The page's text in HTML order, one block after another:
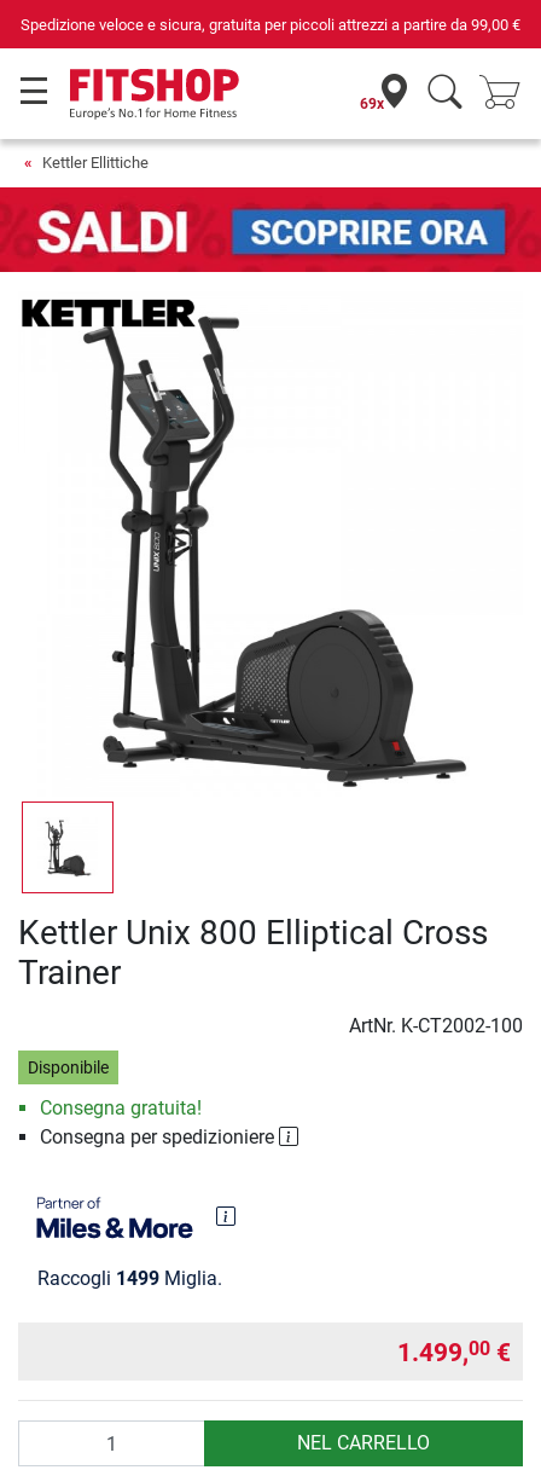
da99,00 € Da 42 anni i tuoi esperti di fiducia per il fitness
69x
Kettler Ellittiche
Kettler Unix 800 Elliptical Cross
Trainer
ArtNr. K-CT2002-100
Disponibile
Consegna gratuita!
Consegna per spedizioniere
Raccogli 1499 Miglia.
1.499,00 €
NEL CARRELLO